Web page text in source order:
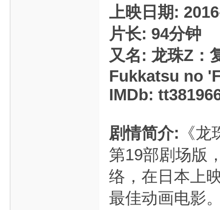
上映日期:
片长: 94分钟
又名: 龙珠Z：
Fukkatsu no
IMDb:
剧情简介: 《
第19部剧场版
络，在日本上
最佳动画电影